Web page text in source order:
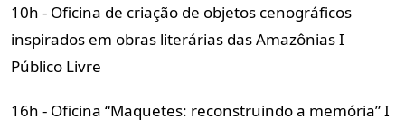
10h - Oficina de criação de objetos cenográficos
inspirados em obras literárias das Amazônias I
Público Livre
16h - Oficina “Maquetes: reconstruindo a memória” I